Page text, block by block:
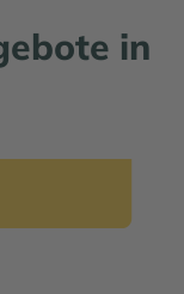
in